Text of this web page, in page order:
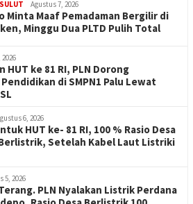
SULUT Agustus 7, 2026
Minta Maaf Pemadaman Bergilir di
Minggu Dua PLTD Pulih Total
HUT ke 81 RI, PLN Dorong
di SMPN1 Palu Lewat
6, 2026
HUT ke- 81 RI, 100 % Rasio Desa
Setelah Kabel Laut Listriki
5, 2026
PLN Nyalakan Listrik Perdana